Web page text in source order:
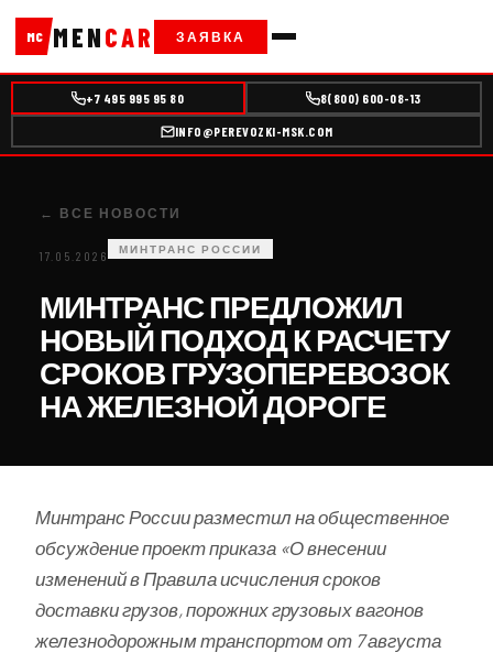
MC MENCAR ЗАЯВКА
+7 495 995 95 80 8(800) 600-08-13
INFO@PEREVOZKI-MSK.COM
← ВСЕ НОВОСТИ
17.05.2026 МИНТРАНС РОССИИ
МИНТРАНС ПРЕДЛОЖИЛ
НОВЫЙ ПОДХОД К РАСЧЕТУ
СРОКОВ ГРУЗОПЕРЕВОЗОК
НА ЖЕЛЕЗНОЙ ДОРОГЕ
Минтранс России разместил на общественное
обсуждение проект приказа «О внесении
изменений в Правила исчисления сроков
доставки грузов, порожних грузовых вагонов
железнодорожным транспортом от 7 августа